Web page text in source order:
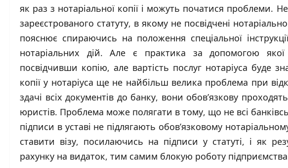
як раз з нотаріальної копії і можуть початися проблеми.
зареєстрованого статуту, в якому не посвідчені нотаріально
пояснює спираючись на положення спеціальної
нотаріальних дій. Але є практика за допомогою
посвідчивши копію, але вартість послуг нотаріуса буде
копії у нотаріуса ще не найбільш велика проблема при
здачі всіх документів до банку, вони обов’язкову
юристів. Проблема може полягати в тому, що не всі
підписи в уставі не підлягають обов’язковому
ставити візу, посилаючись на підписи у статуті, і як
рахунку на видаток, тим самим блокую роботу